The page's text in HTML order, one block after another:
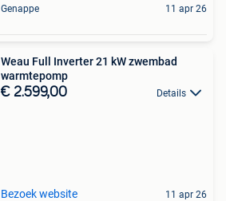
Genappe 11 apr 26
Weau Full Inverter 21 kW zwembad
warmtepomp
€ 2.599,00 Details
Bezoek website 11 apr 26